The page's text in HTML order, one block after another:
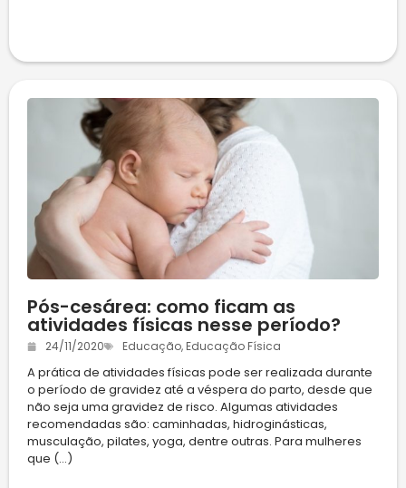
Pós-cesárea: como ficam as
atividades físicas nesse período?
24/11/2020 Educação, Educação Física
A prática de atividades físicas pode ser realizada durante
o período de gravidez até a véspera do parto, desde que
não seja uma gravidez de risco. Algumas atividades
recomendadas são: caminhadas, hidroginásticas,
musculação, pilates, yoga, dentre outras. Para mulheres
que (...)